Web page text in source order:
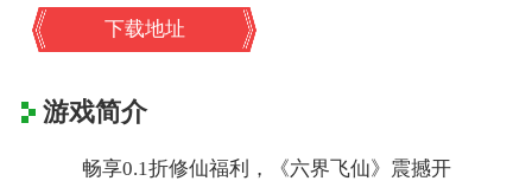
下载地址
游戏简介
畅享0.1折修仙福利，《六界飞仙》震撼开